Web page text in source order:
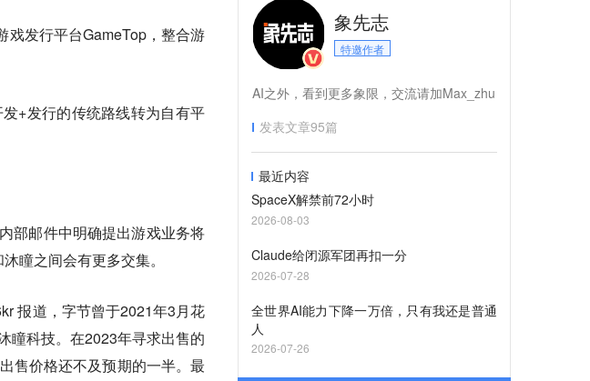
戏发行平台GameTop，整合游
+发行的传统路线转为自有平
部邮件中明确提出游戏业务将
瞳之间会有更多交集。
报道，字节曾于2021年3月花
瞳科技。在2023年寻求出售的
售价格还不及预期的一半。最
象先志
特邀作者
AI之外，看到更多象限，交流请加Max_zhu
发表文章95篇
最近内容
SpaceX解禁前72小时
2026-08-03
Claude给闭源军团再扣一分
2026-07-28
全世界AI能力下降一万倍，只有我还是普通
人
2026-07-26